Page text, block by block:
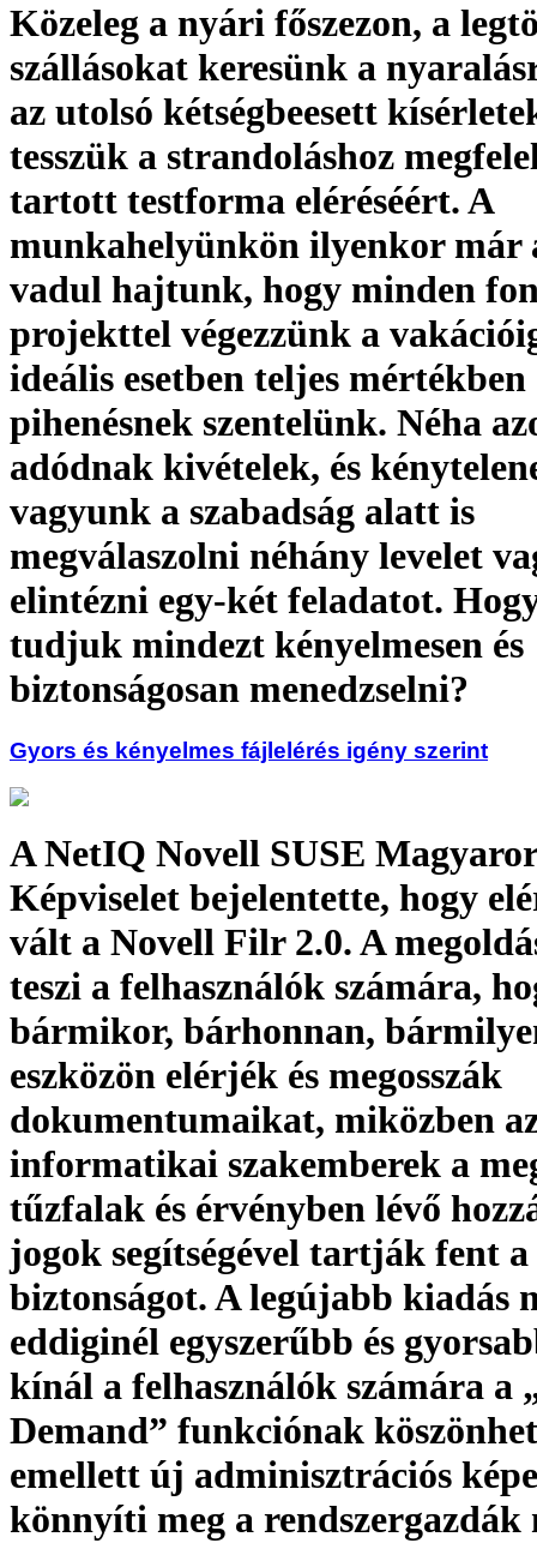
Közeleg a nyári főszezon, a
szállásokat keresünk a
az utolsó kétségbeesett
tesszük a strandoláshoz
tartott testforma eléréséért. A
munkahelyünkön ilyenkor már
vadul hajtunk, hogy minden
projekttel végezzünk a
ideális esetben teljes mértékben
pihenésnek szentelünk. Néha
adódnak kivételek, és
vagyunk a szabadság alatt is
megválaszolni néhány levelet
elintézni egy-két feladatot.
tudjuk mindezt kényelmesen és
biztonságosan menedzselni?
Gyors és kényelmes fájlelérés igény szerint
A NetIQ Novell SUSE
Képviselet bejelentette, hogy
vált a Novell Filr 2.0. A
teszi a felhasználók számára,
bármikor, bárhonnan,
eszközön elérjék és megosszák
dokumentumaikat, miközben
informatikai szakemberek a
tűzfalak és érvényben lévő
jogok segítségével tartják fent a
biztonságot. A legújabb kiadás
eddiginél egyszerűbb és
kínál a felhasználók számára a
Demand” funkciónak
emellett új adminisztrációs
könnyíti meg a